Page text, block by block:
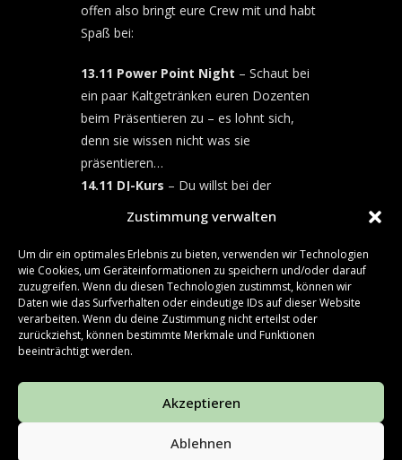
Zustimmung verwalten
Um dir ein optimales Erlebnis zu bieten, verwenden wir Technologien
wie Cookies, um Geräteinformationen zu speichern und/oder darauf
zuzugreifen. Wenn du diesen Technologien zustimmst, können wir
Daten wie das Surfverhalten oder eindeutige IDs auf dieser Website
verarbeiten. Wenn du deine Zustimmung nicht erteilst oder
zurückziehst, können bestimmte Merkmale und Funktionen
beeinträchtigt werden.
Akzeptieren
Ablehnen
offen also bringt eure Crew mit und habt
Spaß bei:
13.11 Power Point Night – Schaut bei
ein paar Kaltgetränken euren Dozenten
beim Präsentieren zu – es lohnt sich,
denn sie wissen nicht was sie
präsentieren…
14.11 DJ-Kurs – Du willst bei der
nächsten Hausparty richtig gute
mehr auf die Partyhits-Playlist, weißt
aber nicht wo du anfangen sollst? Dann
komm bei unserem DJ-Kurs vorbei!
14.11 Pub Quiz– Bring deine Freunde
mit, teste dein Wissen und schnappt
gewinnt, gibt es immer noch Bier,